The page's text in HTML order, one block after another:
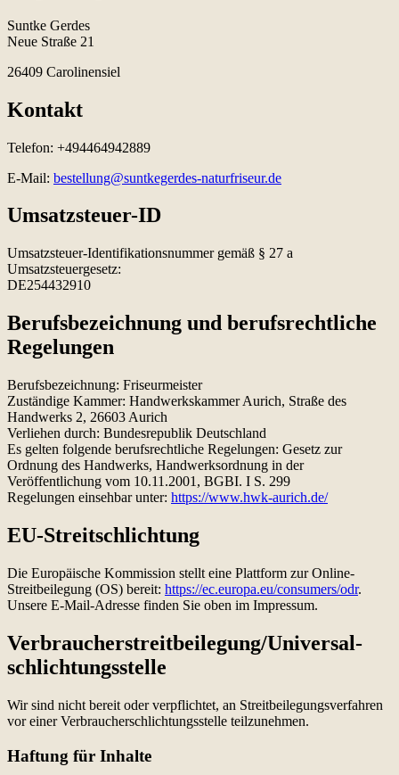
Suntke Gerdes
Neue Straße 21
26409 Carolinensiel
Kontakt
Telefon: +494464942889
E-Mail: bestellung@suntkegerdes-naturfriseur.de
Umsatzsteuer-ID
Umsatzsteuer-Identifikationsnummer gemäß § 27 a
Umsatzsteuergesetz:
DE254432910
Berufsbezeichnung und berufsrechtliche
Regelungen
Berufsbezeichnung: Friseurmeister
Zuständige Kammer: Handwerkskammer Aurich, Straße des
Handwerks 2, 26603 Aurich
Verliehen durch: Bundesrepublik Deutschland
Es gelten folgende berufsrechtliche Regelungen: Gesetz zur
Ordnung des Handwerks, Handwerksordnung in der
Veröffentlichung vom 10.11.2001, BGBI. I S. 299
Regelungen einsehbar unter: https://www.hwk-aurich.de/
EU-Streitschlichtung
Die Europäische Kommission stellt eine Plattform zur Online-
Streitbeilegung (OS) bereit: https://ec.europa.eu/consumers/odr.
Unsere E-Mail-Adresse finden Sie oben im Impressum.
Verbraucher­streit­beilegung/Universal­
schlichtungs­stelle
Wir sind nicht bereit oder verpflichtet, an Streitbeilegungsverfahren
vor einer Verbraucherschlichtungsstelle teilzunehmen.
Haftung für Inhalte